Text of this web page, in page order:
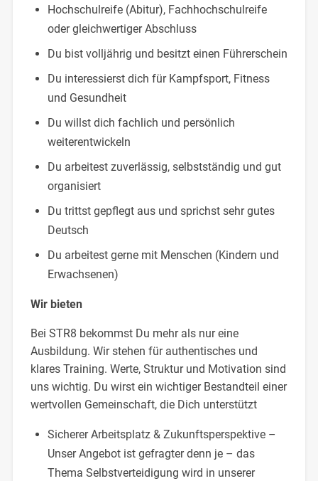
Hochschulreife (Abitur), Fachhochschulreife
oder gleichwertiger Abschluss
Du bist volljährig und besitzt einen Führerschein
Du interessierst dich für Kampfsport, Fitness
und Gesundheit
Du willst dich fachlich und persönlich
weiterentwickeln
Du arbeitest zuverlässig, selbstständig und gut
organisiert
Du trittst gepflegt aus und sprichst sehr gutes
Deutsch
Du arbeitest gerne mit Menschen (Kindern und
Erwachsenen)
Wir bieten
Bei STR8 bekommst Du mehr als nur eine
Ausbildung. Wir stehen für authentisches und
klares Training. Werte, Struktur und Motivation sind
uns wichtig. Du wirst ein wichtiger Bestandteil einer
wertvollen Gemeinschaft, die Dich unterstützt
Sicherer Arbeitsplatz & Zukunftsperspektive –
Unser Angebot ist gefragter denn je – das
Thema Selbstverteidigung wird in unserer